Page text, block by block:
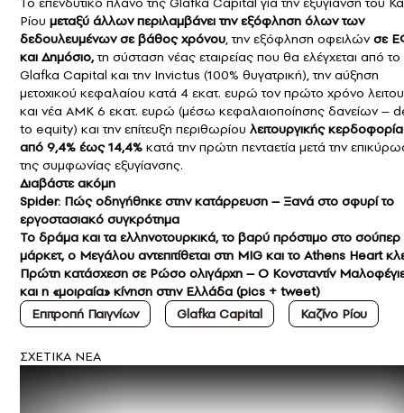
Ρίου μεταξύ άλλων περιλαμβάνει την εξόφληση όλων των
δεδουλευμένων σε βάθος χρόνου, την εξόφληση οφειλώνσε
και Δημόσιο,τη σύσταση νέας εταιρείας που θα ελέγχεται από το
Glafka Capital και την Invictus (100% θυγατρική), την αύξηση
μετοχικού κεφαλαίου κατά 4 εκατ. ευρώ τον πρώτο χρόνο
και νέα ΑΜΚ 6 εκατ. ευρώ (μέσω κεφαλαιοποίησης δανείων –
to equity) και την επίτευξη περιθωρίου λειτουργικής
από 9,4% έως 14,4% κατά την πρώτη πενταετία μετά την
της συμφωνίας εξυγίανσης.
Διαβάστε ακόμη
Spider: Πώς οδηγήθηκε στην κατάρρευση – Ξανά στο σφυρί το
εργοστασιακό συγκρότημα
Το δράμα και τα ελληνοτουρκικά, το βαρύ πρόστιμο στο σούπερ
μάρκετ, ο Μεγάλου αντεπιτίθεται στη MIG και το Athens Heart
Πρώτη κατάσχεση σε Ρώσο ολιγάρχη – Ο Κονσταντίν
και η «μοιραία» κίνηση στην Ελλάδα (pics + tweet)
Επιτροπή Παιγνίων
Glafka Capital Καζίνο Ρίου
ΣXETIKA NEA